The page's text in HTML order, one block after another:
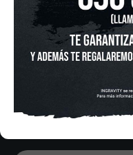
HORARIO
Lunes a Viernes de
Sabado De 10:00 - 20:30
Domingo 10:00-15:00